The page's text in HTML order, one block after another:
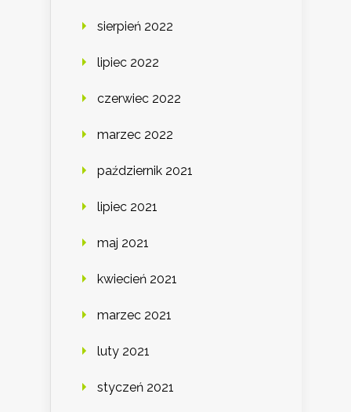
sierpień 2022
lipiec 2022
czerwiec 2022
marzec 2022
październik 2021
lipiec 2021
maj 2021
kwiecień 2021
marzec 2021
luty 2021
styczeń 2021